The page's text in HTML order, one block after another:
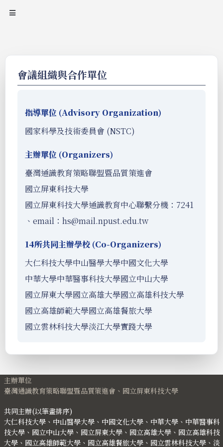
會議組織與合作單位
指導單位 (Advisory Organization)
國家科學及技術委員會 (NSTC)
主辦單位 (Organizers)
臺灣通識教育策略聯盟暨品質策進會
國立屏東科技大學
國立屏東科技大學通識教育中心聯繫分機：7241
、email：hs@mail.npust.edu.tw
14所共同主辦學校 (Co-Organizers)
大仁科技大學中山醫學大學中國文化大學
中華大學中華醫事科技大學國立中山大學
國立屏東大學國立高雄大學國立高雄科技大學
國立高雄師範大學國立高雄餐旅大學
國立雲林科技大學淡江大學實踐大學
主辦單位
臺灣通識教育策略聯盟暨品質策進會、國立屏東科技大學
共同主辦(以筆畫排序)
大仁科技大學、中山醫學大學、中國文化大學、中華大學、中華醫事科
技大學、國立中山大學、國立屏東大學、國立高雄大學、國立高雄科技
大學、國立高雄師範大學、國立高雄餐旅大學、國立雲林科技大學、淡